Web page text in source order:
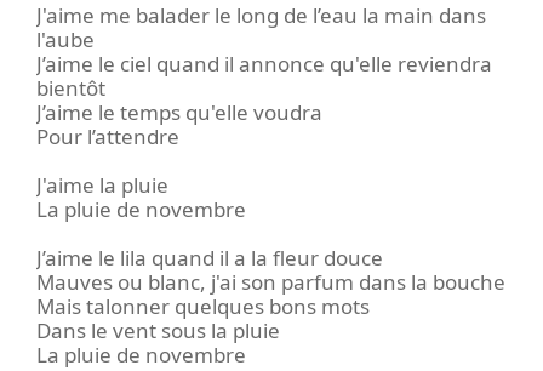
J'aime me balader le long de l’eau la main dans
l'aube
J’aime le ciel quand il annonce qu'elle reviendra
bientôt
J’aime le temps qu'elle voudra
Pour l’attendre
J'aime la pluie
La pluie de novembre
J’aime le lila quand il a la fleur douce
Mauves ou blanc, j'ai son parfum dans la bouche
Mais talonner quelques bons mots
Dans le vent sous la pluie
La pluie de novembre